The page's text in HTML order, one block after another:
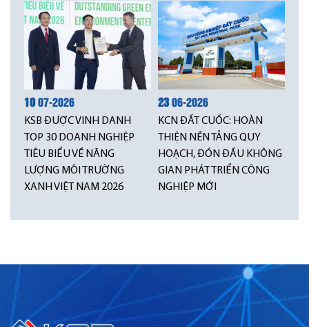
1007-2026
KSB ĐƯỢC VINH DANH
TOP 30 DOANH NGHIỆP
TIÊU BIỂU VỀ NĂNG
LƯỢNG MÔI TRƯỜNG
XANH VIỆT NAM 2026
2306-2026
KCN ĐẤT CUỐC: HOÀN
THIỆN NỀN TẢNG QUY
HOẠCH, ĐÓN ĐẦU KHÔNG
GIAN PHÁT TRIỂN CÔNG
NGHIỆP MỚI